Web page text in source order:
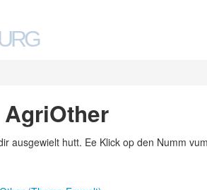
ausgewielt hutt. Ee Klick op den Numm